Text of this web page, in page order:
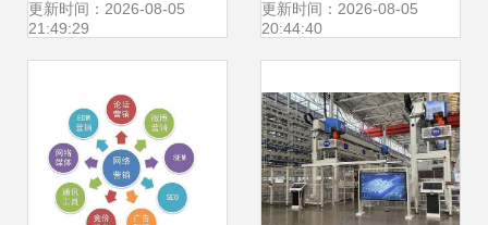
击信息安全方案，
型安全新篇章
更新时间：2026-08-05
21:49:29
更新时间：2026-08-05
20:44:40